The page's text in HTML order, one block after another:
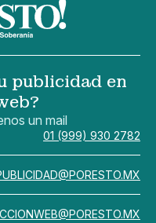
publicidad en
un mail
01 (999) 930 2782